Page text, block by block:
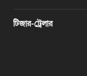
টিজার-ট্রেলার